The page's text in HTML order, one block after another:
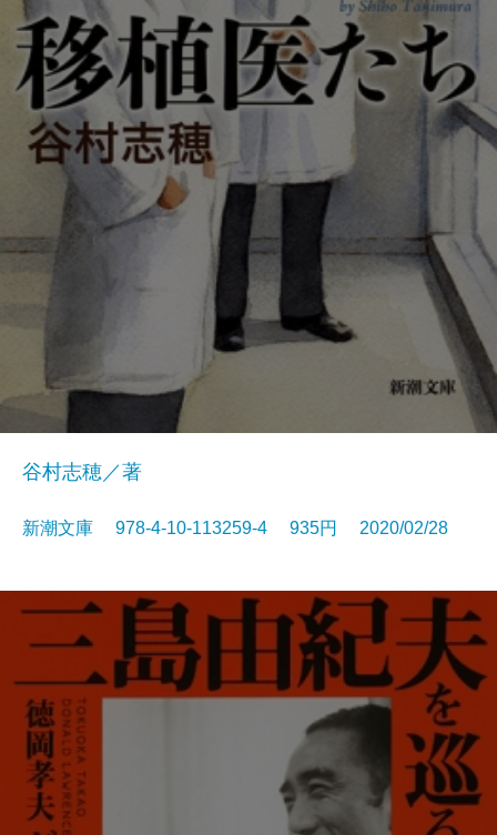
谷村志穂／著
新潮文庫 978-4-10-113259-4 935円 2020/02/28